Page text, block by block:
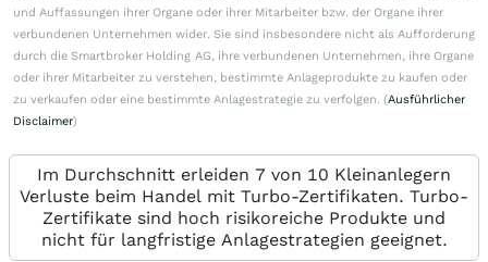
und Auffassungen ihrer Organe oder ihrer Mitarbeiter bzw. der Organe ihrer
verbundenen Unternehmen wider. Sie sind insbesondere nicht als Aufforderung
durch die Smartbroker Holding AG, ihre verbundenen Unternehmen, ihre Organe
oder ihrer Mitarbeiter zu verstehen, bestimmte Anlageprodukte zu kaufen oder
zu verkaufen oder eine bestimmte Anlagestrategie zu verfolgen. (Ausführlicher
Disclaimer)
Im Durchschnitt erleiden 7 von 10 Kleinanlegern
Verluste beim Handel mit Turbo-Zertifikaten. Turbo-
Zertifikate sind hoch risikoreiche Produkte und
nicht für langfristige Anlagestrategien geeignet.